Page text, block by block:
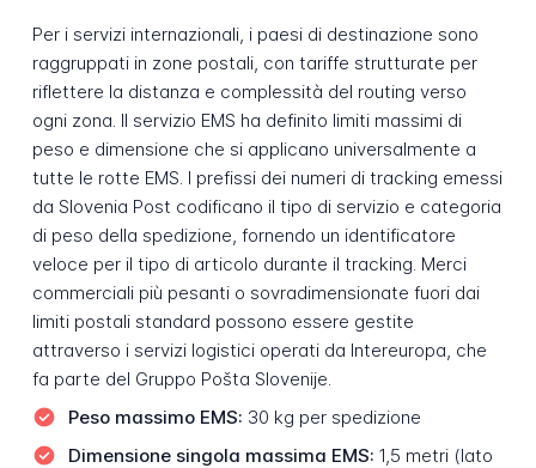
Per i servizi internazionali, i paesi di destinazione sono
raggruppati in zone postali, con tariffe strutturate per
riflettere la distanza e complessità del routing verso
ogni zona. Il servizio EMS ha definito limiti massimi di
peso e dimensione che si applicano universalmente a
tutte le rotte EMS. I prefissi dei numeri di tracking emessi
da Slovenia Post codificano il tipo di servizio e categoria
di peso della spedizione, fornendo un identificatore
veloce per il tipo di articolo durante il tracking. Merci
commerciali più pesanti o sovradimensionate fuori dai
limiti postali standard possono essere gestite
attraverso i servizi logistici operati da Intereuropa, che
fa parte del Gruppo Pošta Slovenije.
Peso massimo EMS: 30 kg per spedizione
Dimensione singola massima EMS: 1,5 metri (lato